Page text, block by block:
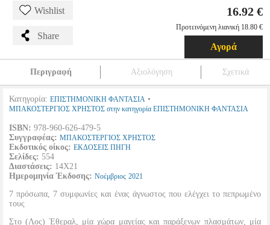
Wishlist
Share
16.92 €
Προτεινόμενη λιανική 18.80 €
Αγορά
Περιγραφή Αξιολόγηση Σχετικά
Κατηγορία: ΕΠΙΣΤΗΜΟΝΙΚΗ ΦΑΝΤΑΣΙΑ •
ΜΠΑΚΟΣΤΕΡΓΙΟΣ ΧΡΗΣΤΟΣ στην κατηγορία ΕΠΙΣΤΗΜΟΝΙΚΗ ΦΑΝΤΑΣΙΑ
ISBN: 978-960-626-479-5
Συγγραφέας: ΜΠΑΚΟΣΤΕΡΓΙΟΣ ΧΡΗΣΤΟΣ
Εκδοτικός οίκος: ΕΚΔΟΣΕΙΣ ΠΗΓΗ
Σελίδες: 554
Διαστάσεις: 14Χ21
Ημερομηνία Έκδοσης: Νοέμβριος 2021
7 πρόσωπα, 7 συμφωνίες και ένας άγνωστος που ελέγχει το πεπρωμένο
τους
Στο (Λος) Έθεραλ, μία χώρα μαγείας και παράξενων πλασμάτων, μία